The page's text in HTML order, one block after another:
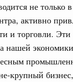
не
активно
и торговли. Эти
нашей
крупный
для